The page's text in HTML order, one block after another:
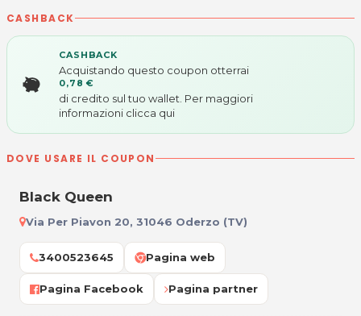
CASHBACK
CASHBACK
Acquistando questo coupon otterrai
0,78 €
di credito sul tuo wallet. Per maggiori
informazioni clicca qui
DOVE USARE IL COUPON
Black Queen
Via Per Piavon 20, 31046 Oderzo (TV)
3400523645 Pagina web
Pagina Facebook Pagina partner